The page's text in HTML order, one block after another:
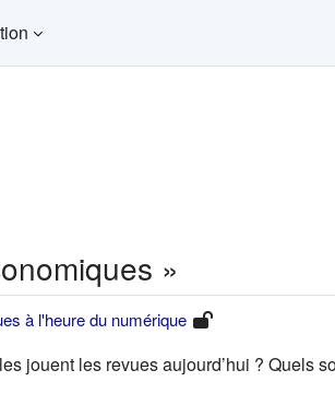
»
à l'heure du numérique
jouent les revues aujourd’hui ? Quels